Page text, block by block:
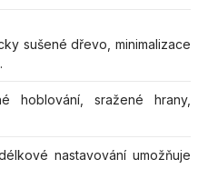
sušené dřevo, minimalizace
hoblování, sražené hrany,
nastavování umožňuje